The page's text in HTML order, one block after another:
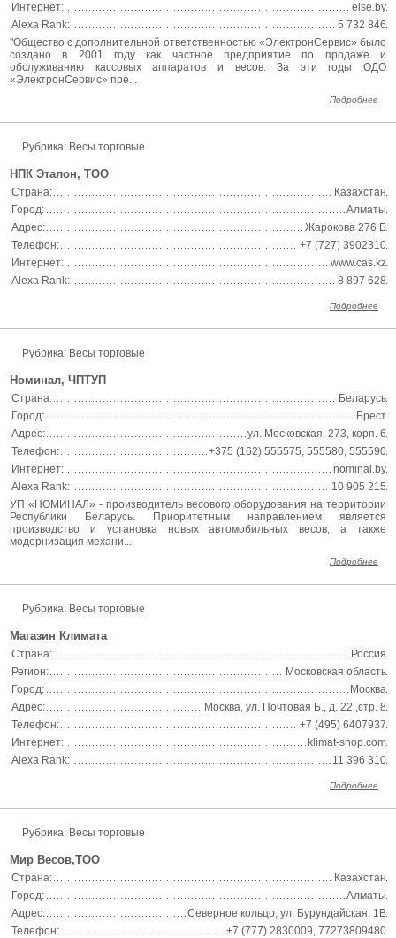
Интернет:
else.by
Alexa Rank:
5 732 846
"Общество с дополнительной ответственностью «ЭлектронСервис» было
создано в 2001 году как частное предприятие по продаже и
обслуживанию кассовых аппаратов и весов. За эти годы ОДО
«ЭлектронСервис» пре...
Подробнее
Рубрика: Весы торговые
НПК Эталон, ТОО
Страна:
Казахстан
Город:
Алматы
Адрес:
Жарокова 276 Б
Телефон:
+7 (727) 3902310
Интернет:
www.cas.kz
Alexa Rank:
8 897 628
Подробнее
Рубрика: Весы торговые
Номинал, ЧПТУП
Страна:
Беларусь
Город:
Брест
Адрес:
ул. Московская, 273, корп. 6
Телефон:
+375 (162) 555575, 555580, 555590
Интернет:
nominal.by
Alexa Rank:
10 905 215
УП «НОМИНАЛ» - производитель весового оборудования на территории
Республики Беларусь. Приоритетным направлением является
производство и установка новых автомобильных весов, а также
модернизация механи...
Подробнее
Рубрика: Весы торговые
Магазин Климата
Страна:
Россия
Регион:
Московская область
Город:
Москва
Адрес:
Москва, ул. Почтовая Б., д. 22.,стр. 8
Телефон:
+7 (495) 6407937
Интернет:
klimat-shop.com
Alexa Rank:
11 396 310
Подробнее
Рубрика: Весы торговые
Мир Весов,ТОО
Страна:
Казахстан
Город:
Алматы
Адрес:
Северное кольцо, ул. Бурундайская, 1В
Телефон:
+7 (777) 2830009, 77273809480